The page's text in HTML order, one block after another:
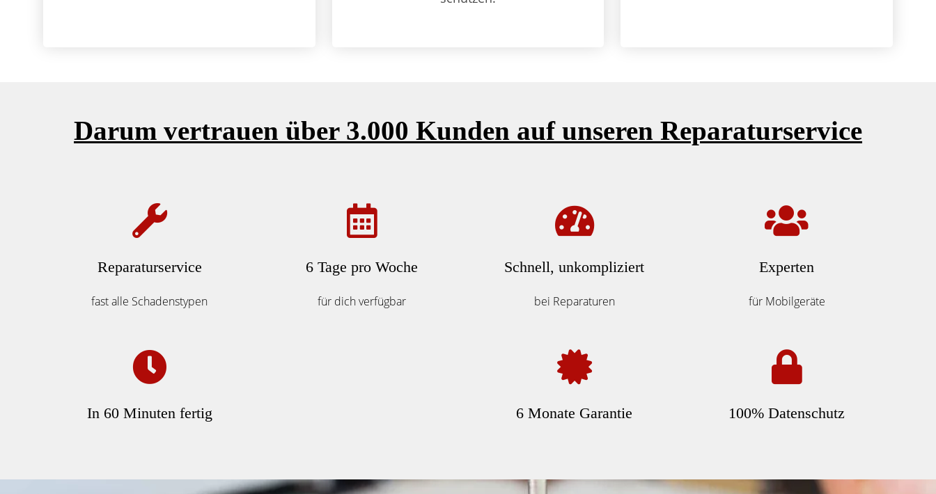
Darum vertrauen über 3.000 Kunden auf unseren Reparaturservice
Reparaturservice
fast alle Schadenstypen
6 Tage pro Woche
für dich verfügbar
Schnell, unkompliziert
bei Reparaturen
Experten
für Mobilgeräte
In 60 Minuten fertig 6 Monate Garantie 100% Datenschutz